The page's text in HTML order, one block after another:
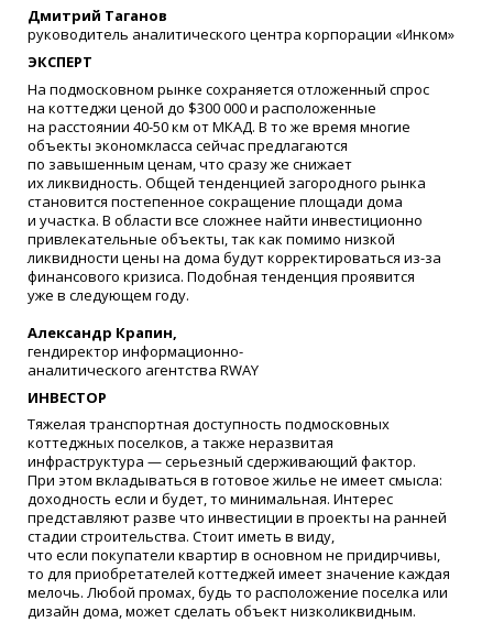
Дмитрий Таганов
руководитель аналитического центра корпорации «Инком»
ЭКСПЕРТ
На подмосковном рынке сохраняется отложенный спрос
на коттеджи ценой до $300 000 и расположенные
на расстоянии 40-50 км от МКАД. В то же время многие
объекты экономкласса сейчас предлагаются
по завышенным ценам, что сразу же снижает
их ликвидность. Общей тенденцией загородного рынка
становится постепенное сокращение площади дома
и участка. В области все сложнее найти инвестиционно
привлекательные объекты, так как помимо низкой
ликвидности цены на дома будут корректироваться из-за
финансового кризиса. Подобная тенденция проявится
уже в следующем году.
Александр Крапин,
гендиректор информационно-
аналитического агентства RWAY
ИНВЕСТОР
Тяжелая транспортная доступность подмосковных
коттеджных поселков, а также неразвитая
инфраструктура — серьезный сдерживающий фактор.
При этом вкладываться в готовое жилье не имеет смысла:
доходность если и будет, то минимальная. Интерес
представляют разве что инвестиции в проекты на ранней
стадии строительства. Стоит иметь в виду,
что если покупатели квартир в основном не придирчивы,
то для приобретателей коттеджей имеет значение каждая
мелочь. Любой промах, будь то расположение поселка или
дизайн дома, может сделать объект низколиквидным.